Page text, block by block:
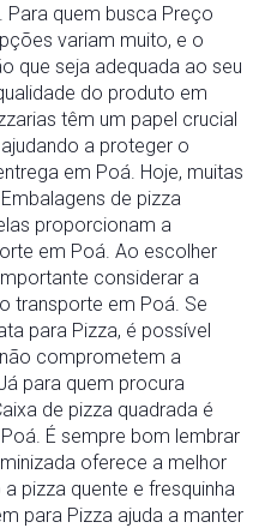
quem busca Preço
variam muito, e o
que seja adequada ao seu
do produto em
têm um papel crucial
a proteger o
em Poá. Hoje, muitas
de pizza
proporcionam a
em Poá. Ao escolher
considerar a
transporte em Poá. Se
para Pizza, é possível
comprometem a
para quem procura
de pizza quadrada é
É sempre bom lembrar
oferece a melhor
pizza quente e fresquinha
para Pizza ajuda a manter